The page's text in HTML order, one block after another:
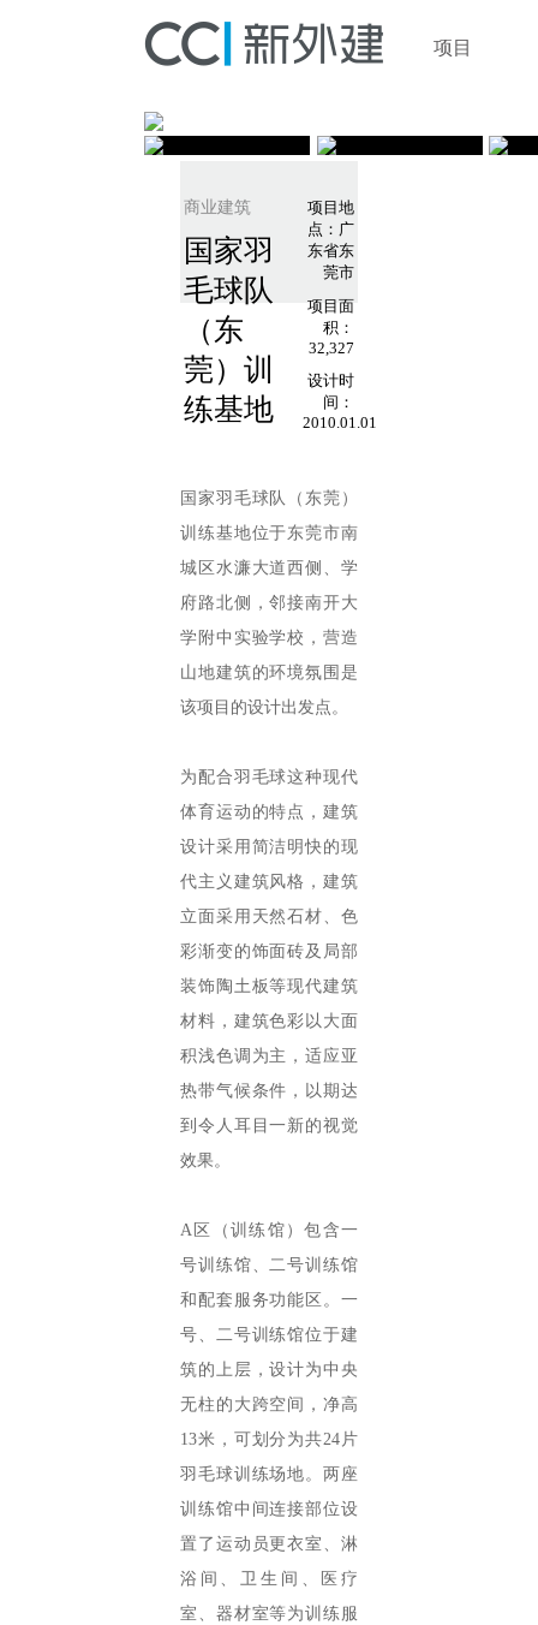
项目
商业建筑
国家羽
毛球队
（东
莞）训
练基地
项目地
点：广
东省东
莞市
项目面
积：
32,327
设计时
间：
2010.01.01
国家羽毛球队（东莞）
训练基地位于东莞市南
城区水濂大道西侧、学
府路北侧，邻接南开大
学附中实验学校，营造
山地建筑的环境氛围是
该项目的设计出发点。
为配合羽毛球这种现代
体育运动的特点，建筑
设计采用简洁明快的现
代主义建筑风格，建筑
立面采用天然石材、色
彩渐变的饰面砖及局部
装饰陶土板等现代建筑
材料，建筑色彩以大面
积浅色调为主，适应亚
热带气候条件，以期达
到令人耳目一新的视觉
效果。
A区（训练馆）包含一
号训练馆、二号训练馆
和配套服务功能区。一
号、二号训练馆位于建
筑的上层，设计为中央
无柱的大跨空间，净高
13米，可划分为共24片
羽毛球训练场地。两座
训练馆中间连接部位设
置了运动员更衣室、淋
浴间、卫生间、医疗
室、器材室等为训练服